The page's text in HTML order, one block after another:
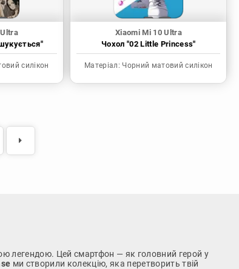
силікон
Xiaomi Mi 10 Ultra
Чохол "02 Little Princess"
Матеріал: Чорний матовий силікон
легендою. Цей смартфон — як головний герой у
ми створили колекцію, яка перетворить твій